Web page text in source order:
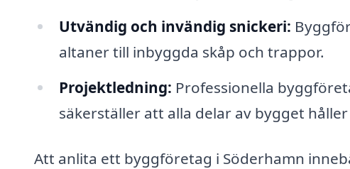
Utvändig och invändig snickeri:
altaner till inbyggda skåp och trappor.
Projektledning: Professionella
säkerställer att alla delar av bygget
Att anlita ett byggföretag i Söderhamn